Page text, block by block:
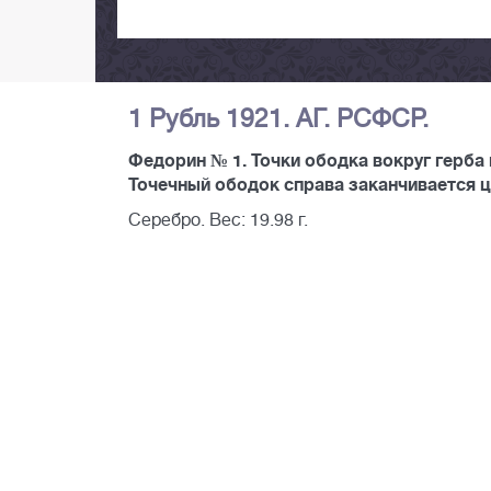
1 Рубль 1921. АГ. РСФСР.
Федорин № 1. Точки ободка вокруг
Точечный ободок справа заканчивается
Серебро. Вес: 19.98 г.